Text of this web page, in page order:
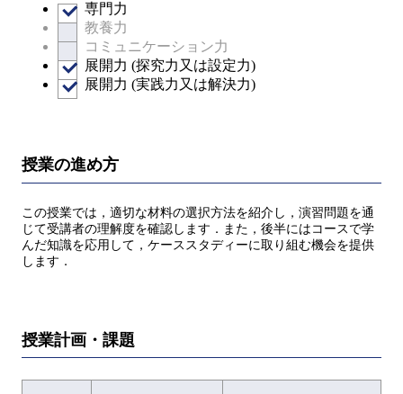
専門力
教養力
コミュニケーション力
展開力 (探究力又は設定力)
展開力 (実践力又は解決力)
授業の進め方
この授業では，適切な材料の選択方法を紹介し，演習問題を通
じて受講者の理解度を確認します．また，後半にはコースで学
んだ知識を応用して，ケーススタディーに取り組む機会を提供
します．
授業計画・課題